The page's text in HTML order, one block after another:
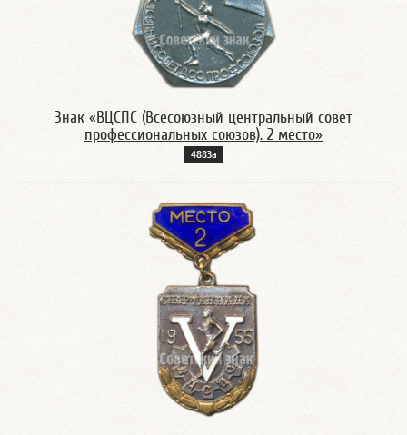
Знак «ВЦСПС (Всесоюзный центральный совет
профессиональных союзов). 2 место»
4883а